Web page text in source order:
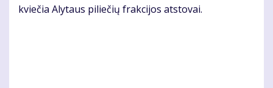
kviečia Alytaus piliečių frakcijos atstovai.